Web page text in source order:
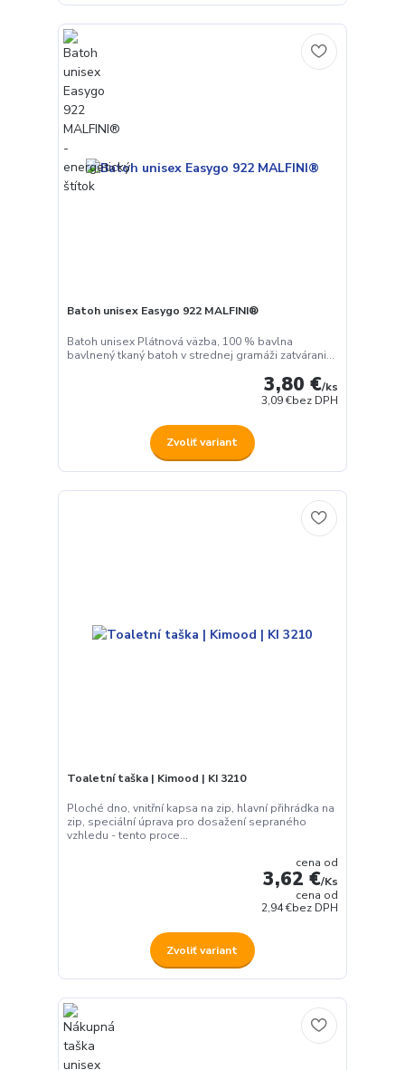
Batoh unisex Easygo 922 MALFINI®
Batoh unisex Plátnová väzba, 100 % bavlna
bavlnený tkaný batoh v strednej gramáži zatvárani...
3,80 €/ks
3,09 €bez DPH
Zvoliť variant
Toaletní taška | Kimood | KI 3210
Ploché dno, vnitřní kapsa na zip, hlavní přihrádka na
zip, speciální úprava pro dosažení sepraného
vzhledu - tento proce...
cena od
3,62 €/Ks
cena od
2,94 €bez DPH
Zvoliť variant